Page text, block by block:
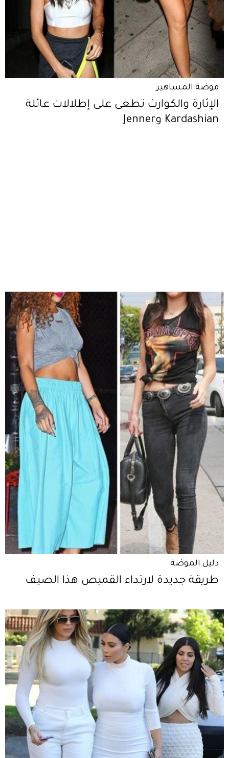
موضة المشاهير
الإثارة والكوارث تطغى على إطلالات عائلة
Kardashian وJenner
دليل الموضة
طريقة جديدة لارتداء القميص هذا الصيف